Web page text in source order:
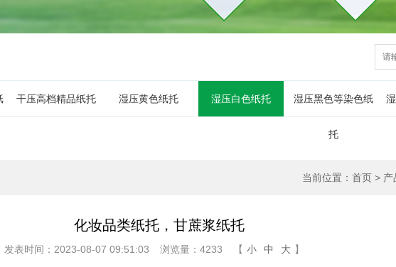
干压高档精品纸托 湿压黄色纸托 湿压白色纸托 湿压黑色等染色纸
托
当前位置： 首页 > 产
化妆品类纸托，甘蔗浆纸托
发表时间：2023-08-07 09:51:03 浏览量：4233 【 小 中 大 】